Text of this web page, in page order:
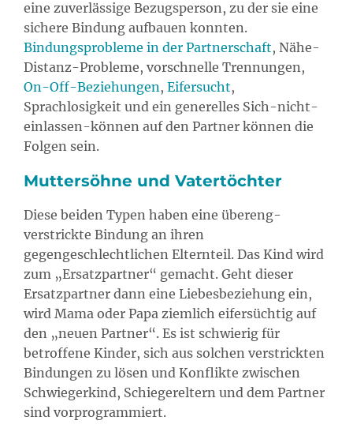
eine zuverlässige Bezugsperson, zu der sie eine
sichere Bindung aufbauen konnten.
Bindungsprobleme in der Partnerschaft, Nähe-
Distanz-Probleme, vorschnelle Trennungen,
On-Off-Beziehungen, Eifersucht,
Sprachlosigkeit und ein generelles Sich-nicht-
einlassen-können auf den Partner können die
Folgen sein.
Muttersöhne und Vatertöchter
Diese beiden Typen haben eine übereng-
verstrickte Bindung an ihren
gegengeschlechtlichen Elternteil. Das Kind wird
zum „Ersatzpartner“ gemacht. Geht dieser
Ersatzpartner dann eine Liebesbeziehung ein,
wird Mama oder Papa ziemlich eifersüchtig auf
den „neuen Partner“. Es ist schwierig für
betroffene Kinder, sich aus solchen verstrickten
Bindungen zu lösen und Konflikte zwischen
Schwiegerkind, Schiegereltern und dem Partner
sind vorprogrammiert.